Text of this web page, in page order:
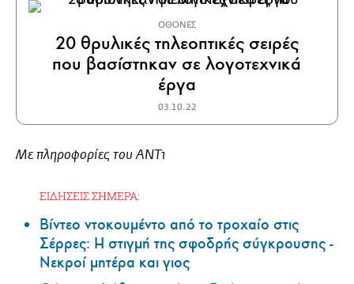
ΟΘΟΝΕΣ
20 θρυλικές τηλεοπτικές σειρές
που βασίστηκαν σε λογοτεχνικά
έργα
03.10.22
Με πληροφορίες του ΑΝΤ1
ΕΙΔΗΣΕΙΣ ΣΗΜΕΡΑ:
Βίντεο ντοκουμέντο από το τροχαίο στις
Σέρρες: Η στιγμή της σφοδρής σύγκρουσης -
Νεκροί μητέρα και γιος